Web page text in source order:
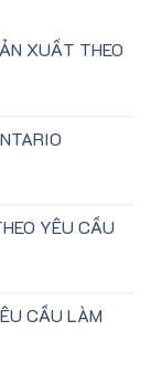
XUẤT THEO
YÊU CẦU
CẦU LÀM